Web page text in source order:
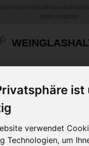
ist
verwendet
Technologien, um